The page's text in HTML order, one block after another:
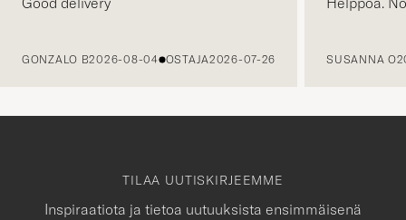
GONZALO B2026-08-04 OSTAJA2026-07-26 SUSANNA O
TILAA UUTISKIRJEEMME
Inspiraatiota ja tietoa uutuuksista ensimmäisenä